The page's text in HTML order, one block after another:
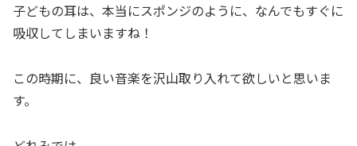
子どもの耳は、本当にスポンジのように、なんでもすぐに
吸収してしまいますね！
この時期に、良い音楽を沢山取り入れて欲しいと思いま
す。